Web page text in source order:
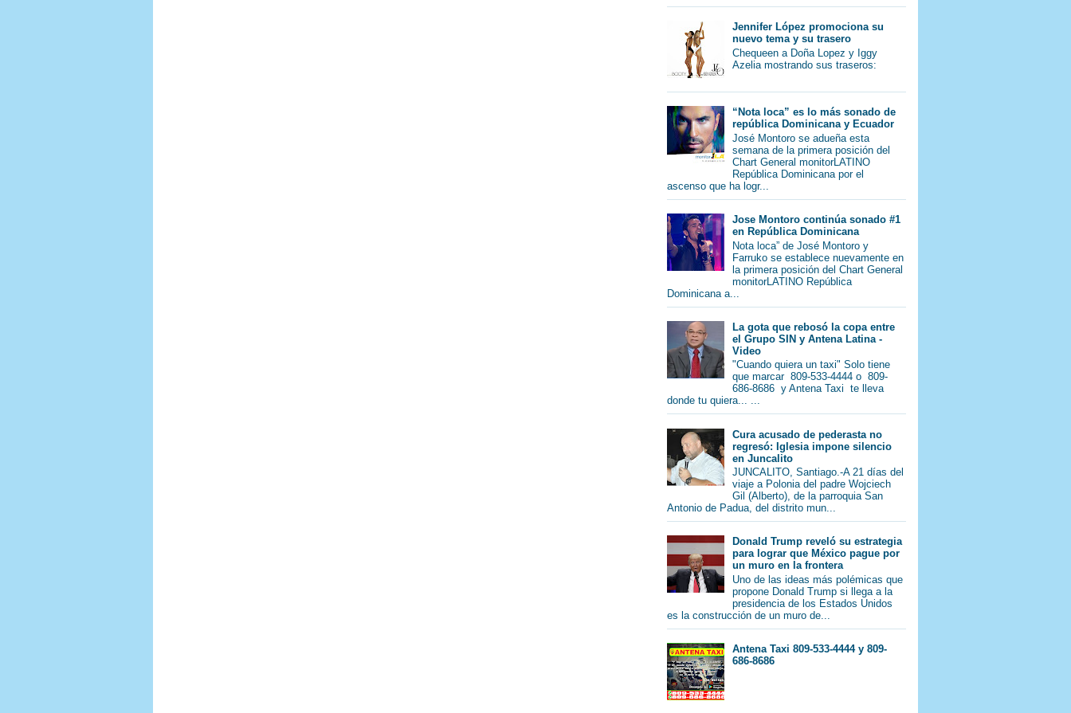
Jennifer López promociona su
nuevo tema y su trasero
Chequeen a Doña Lopez y Iggy
Azelia mostrando sus traseros:
“Nota loca” es lo más sonado de
república Dominicana y Ecuador
José Montoro se adueña esta
semana de la primera posición del
Chart General monitorLATINO
República Dominicana por el
ascenso que ha logr...
Jose Montoro continúa sonado #1
en República Dominicana
Nota loca” de José Montoro y
Farruko se establece nuevamente en
la primera posición del Chart General
monitorLATINO República
Dominicana a...
La gota que rebosó la copa entre
el Grupo SIN y Antena Latina -
Video
"Cuando quiera un taxi" Solo tiene
que marcar 809-533-4444 o 809-
686-8686 y Antena Taxi te lleva
donde tu quiera... ...
Cura acusado de pederasta no
regresó: Iglesia impone silencio
en Juncalito
JUNCALITO, Santiago.-A 21 días del
viaje a Polonia del padre Wojciech
Gil (Alberto), de la parroquia San
Antonio de Padua, del distrito mun...
Donald Trump reveló su estrategia
para lograr que México pague por
un muro en la frontera
Uno de las ideas más polémicas que
propone Donald Trump si llega a la
presidencia de los Estados Unidos
es la construcción de un muro de...
Antena Taxi 809-533-4444 y 809-
686-8686